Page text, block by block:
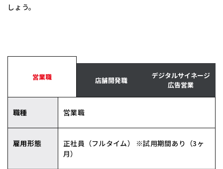
しょう。
営業職 店舗開発職
デジタルサイネージ
広告営業
職種 営業職
雇⽤形態
正社員（フルタイム） ※試⽤期間あり（3ヶ
⽉）